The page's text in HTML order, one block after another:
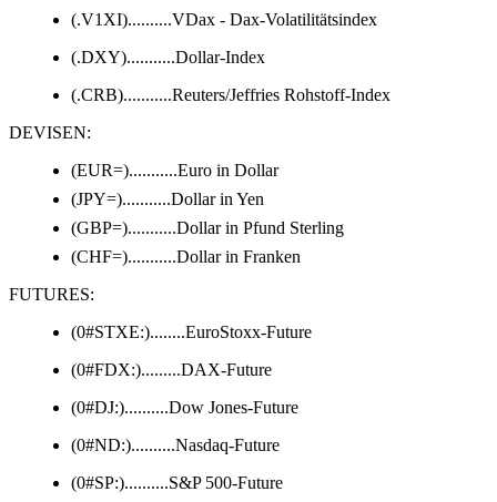
(.V1XI)..........VDax - Dax-Volatilitätsindex
(.DXY)...........Dollar-Index
(.CRB)...........Reuters/Jeffries Rohstoff-Index
DEVISEN:
(EUR=)...........Euro in Dollar
(JPY=)...........Dollar in Yen
(GBP=)...........Dollar in Pfund Sterling
(CHF=)...........Dollar in Franken
FUTURES:
(0#STXE:)........EuroStoxx-Future
(0#FDX:).........DAX-Future
(0#DJ:)..........Dow Jones-Future
(0#ND:)..........Nasdaq-Future
(0#SP:)..........S&P 500-Future